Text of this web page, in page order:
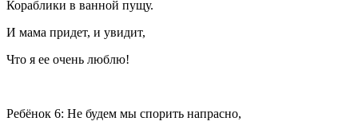
Кораблики в ванной пущу.
И мама придет, и увидит,
Что я ее очень люблю!
Ребёнок 6: Не будем мы спорить напрасно,